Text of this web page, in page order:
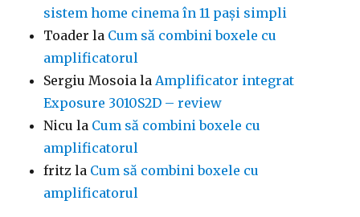
sistem home cinema în 11 pași simpli
Toader la Cum să combini boxele cu
amplificatorul
Sergiu Mosoia laAmplificator integrat
Exposure 3010S2D – review
Nicu la Cum să combini boxele cu
amplificatorul
fritz la Cum să combini boxele cu
amplificatorul